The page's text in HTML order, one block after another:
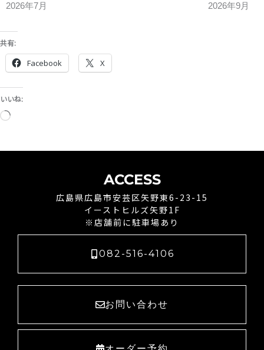
2026年7月 2026年9月
共有:
Facebook X
いいね:
読
み
ACCESS
広島県広島市安芸区矢野東6-23-15
イーストヒルズ矢野1F
※店舗前に駐車場あり
082-516-4106
お問い合わせ